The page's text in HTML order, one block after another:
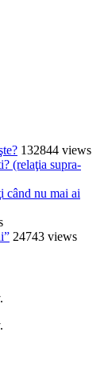
132844 views
(relaţia supra-
când nu mai ai
24743 views